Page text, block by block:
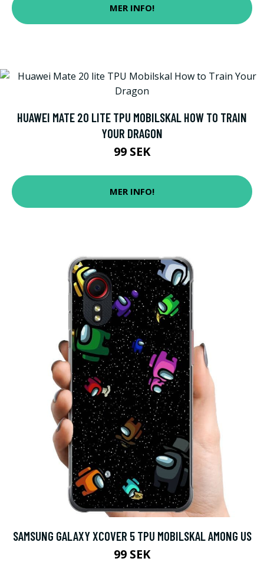
MER INFO!
HUAWEI MATE 20 LITE TPU MOBILSKAL HOW TO TRAIN
YOUR DRAGON
99 SEK
MER INFO!
SAMSUNG GALAXY XCOVER 5 TPU MOBILSKAL AMONG US
99 SEK